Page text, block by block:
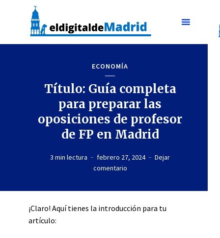
ECONOMÍA
Título: Guía completa
para preparar las
oposiciones de profesor
de FP en Madrid
3 min lectura febrero 27, 2024
Dejar
comentario
¡Claro! Aquí tienes la introducción para tu
artículo: